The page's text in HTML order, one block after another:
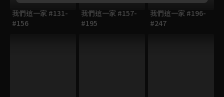
我們這一家 #131-
#156
我們這一家 #157-
#195
我們這一家 #196-
#247